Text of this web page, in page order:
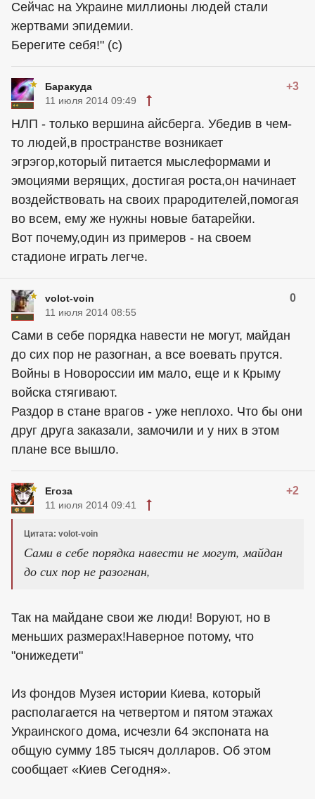
Сейчас на Украине миллионы людей стали
жертвами эпидемии.
Берегите себя!" (с)
Баракуда +3
11 июля 2014 09:49
НЛП - только вершина айсберга. Убедив в чем-
то людей,в пространстве возникает
эгрэгор,который питается мыслеформами и
эмоциями верящих, достигая роста,он начинает
воздействовать на своих прародителей,помогая
во всем, ему же нужны новые батарейки.
Вот почему,один из примеров - на своем
стадионе играть легче.
volot-voin 0
11 июля 2014 08:55
Сами в себе порядка навести не могут, майдан
до сих пор не разогнан, а все воевать прутся.
Войны в Новороссии им мало, еще и к Крыму
войска стягивают.
Раздор в стане врагов - уже неплохо. Что бы они
друг друга заказали, замочили и у них в этом
плане все вышло.
Егоза +2
11 июля 2014 09:41
Цитата: volot-voin
Сами в себе порядка навести не могут, майдан
до сих пор не разогнан,
Так на майдане свои же люди! Воруют, но в
меньших размерах!Наверное потому, что
"онижедети"
Из фондов Музея истории Киева, который
располагается на четвертом и пятом этажах
Украинского дома, исчезли 64 экспоната на
общую сумму 185 тысяч долларов. Об этом
сообщает «Киев Сегодня».